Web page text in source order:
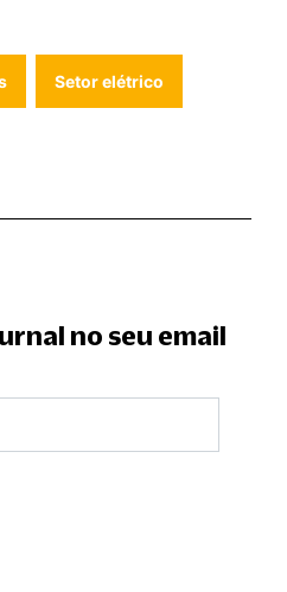
Setor elétrico
no seu email